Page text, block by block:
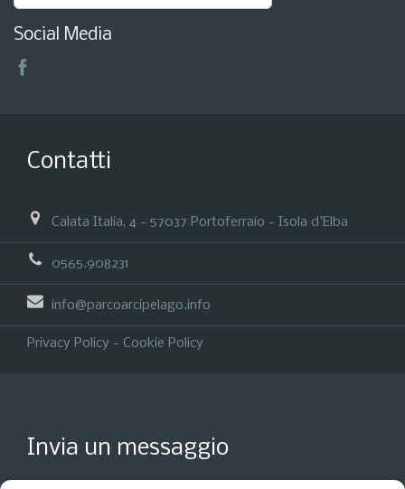
Social Media
Contatti
Calata Italia, 4 - 57037 Portoferraio - Isola d'Elba
0565.908231
info@parcoarcipelago.info
Privacy Policy - Cookie Policy
Invia un messaggio